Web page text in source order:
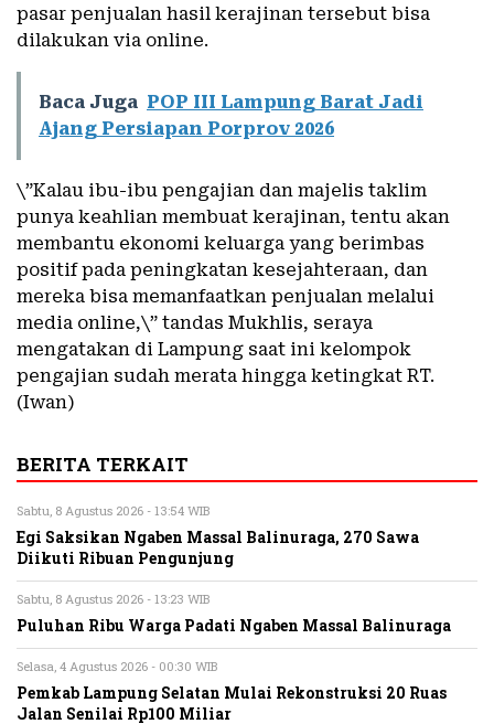
pasar penjualan hasil kerajinan tersebut bisa
dilakukan via online.
Baca Juga POP III Lampung Barat Jadi
Ajang Persiapan Porprov 2026
\”Kalau ibu-ibu pengajian dan majelis taklim
punya keahlian membuat kerajinan, tentu akan
membantu ekonomi keluarga yang berimbas
positif pada peningkatan kesejahteraan, dan
mereka bisa memanfaatkan penjualan melalui
media online,\” tandas Mukhlis, seraya
mengatakan di Lampung saat ini kelompok
pengajian sudah merata hingga ketingkat RT.
(Iwan)
BERITA TERKAIT
Sabtu, 8 Agustus 2026 - 13:54 WIB
Egi Saksikan Ngaben Massal Balinuraga, 270 Sawa
Diikuti Ribuan Pengunjung
Sabtu, 8 Agustus 2026 - 13:23 WIB
Puluhan Ribu Warga Padati Ngaben Massal Balinuraga
Selasa, 4 Agustus 2026 - 00:30 WIB
Pemkab Lampung Selatan Mulai Rekonstruksi 20 Ruas
Jalan Senilai Rp100 Miliar